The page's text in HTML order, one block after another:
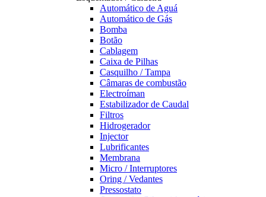
Automático de Aguá
Automático de Gás
Bomba
Botão
Cablagem
Caixa de Pilhas
Casquilho / Tampa
Câmaras de combustão
Electroíman
Estabilizador de Caudal
Filtros
Hidrogerador
Injector
Lubrificantes
Membrana
Micro / Interruptores
Oring / Vedantes
Pressostato